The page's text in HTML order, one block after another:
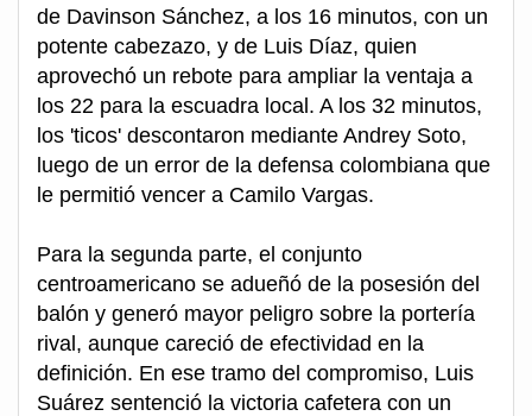
de Davinson Sánchez, a los 16 minutos, con un
potente cabezazo, y de Luis Díaz, quien
aprovechó un rebote para ampliar la ventaja a
los 22 para la escuadra local. A los 32 minutos,
los 'ticos' descontaron mediante Andrey Soto,
luego de un error de la defensa colombiana que
le permitió vencer a Camilo Vargas.
Para la segunda parte, el conjunto
centroamericano se adueñó de la posesión del
balón y generó mayor peligro sobre la portería
rival, aunque careció de efectividad en la
definición. En ese tramo del compromiso, Luis
Suárez sentenció la victoria cafetera con un